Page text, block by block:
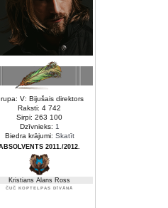
V: Bijušais direktors
Raksti: 4 742
Sirpi: 263 100
Dzīvnieks: 1
Biedra krājumi: Skatīt
2011./2012.
Kristians Alans Ross
ČUČ KOPTELPAS DĪVĀNĀ